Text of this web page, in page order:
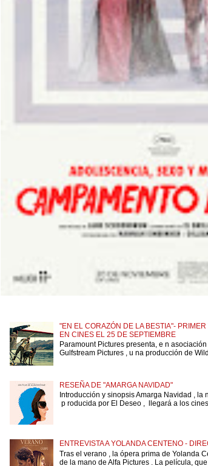
"EN EL CORAZÓN DE LA BESTIA"-
EN CINES EL 25 DE SEPTIEMBRE
Paramount Pictures presenta, e n
Gulfstream Pictures , u na producción de
RESEÑA DE "AMARGA NAVIDAD"
Introducción y sinopsis Amarga Navidad ,
p roducida por El Deseo , llegará a los
ENTREVISTA A YOLANDA CENTENO -
Tras el verano , la ópera prima de Yolanda
de la mano de Alfa Pictures . La película,